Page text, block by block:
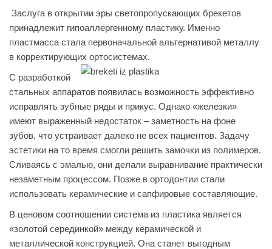
Заслуга в открытии эры светопропускающих брекетов
принадлежит гипоаллергенному пластику. Именно
пластмасса стала первоначальной альтернативой металлу
в корректирующих ортосистемах.
С разработкой
стальных аппаратов появилась возможность эффективно
исправлять зубные ряды и прикус. Однако «железки»
имеют выраженный недостаток – заметность на фоне
зубов, что устраивает далеко не всех пациентов. Задачу
эстетики на то время смогли решить замочки из полимеров.
Сливаясь с эмалью, они делали выравнивание практически
незаметным процессом. Позже в ортодонтии стали
использовать керамические и сапфировые составляющие.
В ценовом соотношении система из пластика является
«золотой серединкой» между керамической и
металлической конструкцией. Она станет выгодным